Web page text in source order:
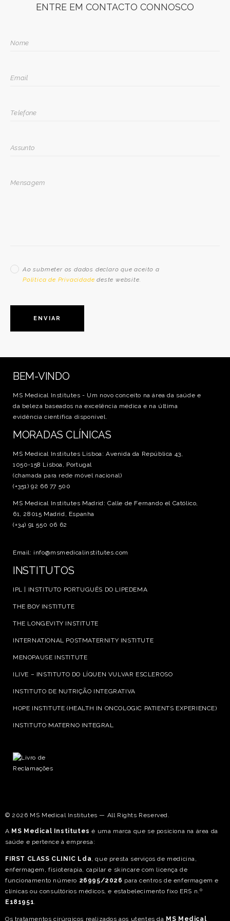
ENTRE EM CONTACTO CONNOSCO
Ao submeter os dados declaro que aceito a
Política de Privacidade deste website.
BEM-VINDO
MS Medical Institutes - Um novo conceito na área da saúde e
da beleza baseados na excelência médica e na última
evidência científica disponível.
MORADAS CLÍNICAS
MS Medical Institutes Lisboa: Avenida da República 43,
1050-158 Lisboa, Portugal
(chamada para rede móvel nacional)
(+351) 92 66 77 500
MS Medical Institutes Madrid: Calle de Fernando el Católico,
61, 28015 Madrid, Espanha
(+34) 91 550 06 62
Email: info@msmedicalinstitutes.com
INSTITUTOS
IPL | INSTITUTO PORTUGUÊS DO LIPEDEMA
THE BOY INSTITUTE
THE LONGEVITY INSTITUTE
INTERNATIONAL POSTMATERNITY INSTITUTE
MENOPAUSE INSTITUTE
ILIVE – INSTITUTO DO LÍQUEN VULVAR ESCLEROSO
INSTITUTO DE NUTRIÇÃO INTEGRATIVA
HOPE INSTITUTE (HEALTH IN ONCOLOGIC PATIENTS EXPERIENCE)
INSTITUTO MATERNO INTEGRAL
© 2026 MS Medical Institutes — All Rights Reserved.
A MS Medical Institutes é uma marca que se posiciona na área da
saúde e pertence à empresa:
FIRST CLASS CLINIC Lda, que presta serviços de medicina,
enfermagem, fisioterapia, capilar e skincare com licença de
funcionamento número 26995/2026 para centros de enfermagem e
clínicas ou consultórios médicos, e estabelecimento fixo ERS n.º
E181951.
Os tratamentos cirúrgicos realizados aos utentes da MS Medical